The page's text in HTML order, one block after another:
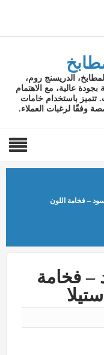
الدريسنج روم،
عالية، مع الاهتمام
تتميز باستخدام خامات
وفقًا لرغبات العملاء.
– فخامة اللون
– فخامة